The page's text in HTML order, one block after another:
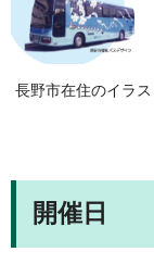
長野市在住のイラ
開催日